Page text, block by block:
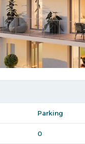
Parking
0